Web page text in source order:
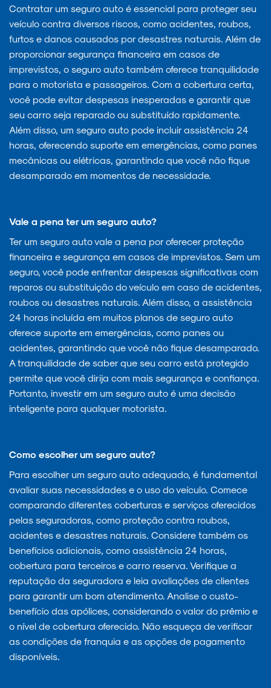
Contratar um seguro auto é essencial para proteger seu
veículo contra diversos riscos, como acidentes, roubos,
furtos e danos causados por desastres naturais. Além de
proporcionar segurança financeira em casos de
imprevistos, o seguro auto também oferece tranquilidade
para o motorista e passageiros. Com a cobertura certa,
você pode evitar despesas inesperadas e garantir que
seu carro seja reparado ou substituído rapidamente.
Além disso, um seguro auto pode incluir assistência 24
horas, oferecendo suporte em emergências, como panes
mecânicas ou elétricas, garantindo que você não fique
desamparado em momentos de necessidade.
Vale a pena ter um seguro auto?
Ter um seguro auto vale a pena por oferecer proteção
financeira e segurança em casos de imprevistos. Sem um
seguro, você pode enfrentar despesas significativas com
reparos ou substituição do veículo em caso de acidentes,
roubos ou desastres naturais. Além disso, a assistência
24 horas incluída em muitos planos de seguro auto
oferece suporte em emergências, como panes ou
acidentes, garantindo que você não fique desamparado.
A tranquilidade de saber que seu carro está protegido
permite que você dirija com mais segurança e confiança.
Portanto, investir em um seguro auto é uma decisão
inteligente para qualquer motorista.
Como escolher um seguro auto?
Para escolher um seguro auto adequado, é fundamental
avaliar suas necessidades e o uso do veículo. Comece
comparando diferentes coberturas e serviços oferecidos
pelas seguradoras, como proteção contra roubos,
acidentes e desastres naturais. Considere também os
benefícios adicionais, como assistência 24 horas,
cobertura para terceiros e carro reserva. Verifique a
reputação da seguradora e leia avaliações de clientes
para garantir um bom atendimento. Analise o custo-
benefício das apólices, considerando o valor do prêmio e
o nível de cobertura oferecido. Não esqueça de verificar
as condições de franquia e as opções de pagamento
disponíveis.